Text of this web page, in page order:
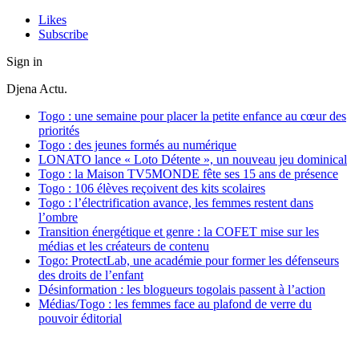
Likes
Subscribe
Sign in
Djena Actu.
Togo : une semaine pour placer la petite enfance au cœur des
priorités
Togo : des jeunes formés au numérique
LONATO lance « Loto Détente », un nouveau jeu dominical
Togo : la Maison TV5MONDE fête ses 15 ans de présence
Togo : 106 élèves reçoivent des kits scolaires
Togo : l’électrification avance, les femmes restent dans
l’ombre
Transition énergétique et genre : la COFET mise sur les
médias et les créateurs de contenu
Togo: ProtectLab, une académie pour former les défenseurs
des droits de l’enfant
Désinformation : les blogueurs togolais passent à l’action
Médias/Togo : les femmes face au plafond de verre du
pouvoir éditorial